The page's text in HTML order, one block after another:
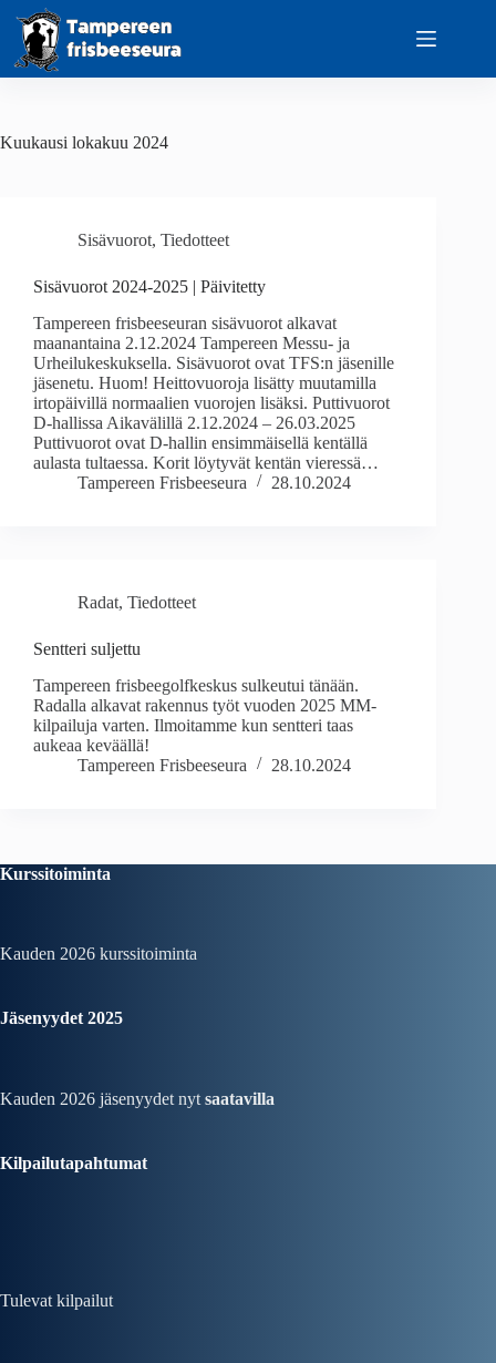
content
Kuukausi lokakuu 2024
Sisävuorot, Tiedotteet
Sisävuorot 2024-2025 | Päivitetty
Tampereen frisbeeseuran sisävuorot alkavat
maanantaina 2.12.2024 Tampereen Messu- ja
Urheilukeskuksella. Sisävuorot ovat TFS:n jäsenille
jäsenetu. Huom! Heittovuoroja lisätty muutamilla
irtopäivillä normaalien vuorojen lisäksi. Puttivuorot
D-hallissa Aikavälillä 2.12.2024 – 26.03.2025
Puttivuorot ovat D-hallin ensimmäisellä kentällä
aulasta tultaessa. Korit löytyvät kentän vieressä…
Tampereen Frisbeeseura
28.10.2024
Radat, Tiedotteet
Sentteri suljettu
Tampereen frisbeegolfkeskus sulkeutui tänään.
Radalla alkavat rakennus työt vuoden 2025 MM-
kilpailuja varten. Ilmoitamme kun sentteri taas
aukeaa keväällä!
Tampereen Frisbeeseura
28.10.2024
Kurssitoiminta
Kauden 2026 kurssitoiminta
Jäsenyydet 2025
Kauden 2026 jäsenyydet nyt saatavilla
Kilpailutapahtumat
Tulevat kilpailut